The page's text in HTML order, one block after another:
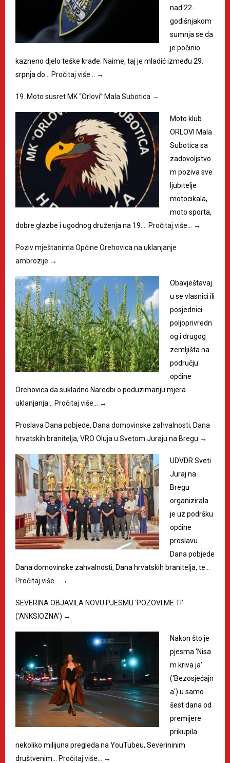
nad 22-
godišnjakom
sumnja se da
je počinio
kazneno djelo teške krađe. Naime, taj je mladić između 29.
srpnja do…
Pročitaj više… →
19. Moto susret MK “Orlovi” Mala Subotica →
Moto klub
ORLOVI Mala
Subotica sa
zadovoljstvo
m poziva sve
ljubitelje
motocikala,
moto sporta,
dobre glazbe i ugodnog druženja na 19.…
Pročitaj više… →
Poziv mještanima Općine Orehovica na uklanjanje
ambrozije →
Obavještavaj
u se vlasnici ili
posjednici
poljoprivredn
og i drugog
zemljišta na
području
općine
Orehovica da sukladno Naredbi o poduzimanju mjera
uklanjanja…
Pročitaj više… →
Proslava Dana pobjede, Dana domovinske zahvalnosti, Dana
hrvatskih branitelja, VRO Oluja u Svetom Juraju na Bregu →
UDVDR Sveti
Juraj na
Bregu
organizirala
je uz podršku
općine
proslavu
Dana pobjede
Dana domovinske zahvalnosti, Dana hrvatskih branitelja, te…
Pročitaj više…
→
SEVERINA OBJAVILA NOVU PJESMU ‘POZOVI ME TI’
(‘ANKSIOZNA’) →
Nakon što je
pjesma 'Nisa
m kriva ja'
('Bezosjećajn
a') u samo
šest dana od
premijere
prikupila
nekoliko milijuna pregleda na YouTubeu, Severininim
društvenim…
Pročitaj više… →